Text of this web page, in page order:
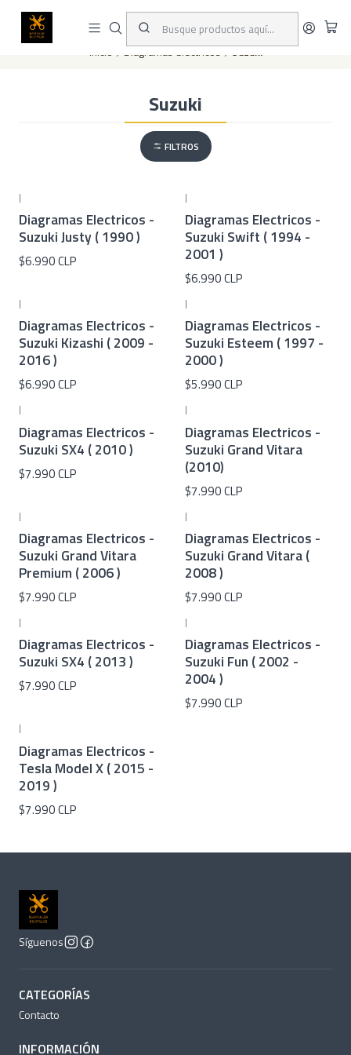
Este es el texto del slide
Inicio Diagramas eléctricos Suzuki
Suzuki
FILTROS
|
Diagramas Electricos -
Suzuki Justy ( 1990 )
$6.990 CLP
|
Diagramas Electricos -
Suzuki Swift ( 1994 -
2001 )
$6.990 CLP
|
Diagramas Electricos -
Suzuki Kizashi ( 2009 -
2016 )
$6.990 CLP
|
Diagramas Electricos -
Suzuki Esteem ( 1997 -
2000 )
$5.990 CLP
|
Diagramas Electricos -
Suzuki SX4 ( 2010 )
$7.990 CLP
|
Diagramas Electricos -
Suzuki Grand Vitara
(2010)
$7.990 CLP
|
Diagramas Electricos -
Suzuki Grand Vitara
Premium ( 2006 )
$7.990 CLP
|
Diagramas Electricos -
Suzuki Grand Vitara (
2008 )
$7.990 CLP
|
Diagramas Electricos -
Suzuki SX4 ( 2013 )
$7.990 CLP
|
Diagramas Electricos -
Suzuki Fun ( 2002 -
2004 )
$7.990 CLP
|
Diagramas Electricos -
Tesla Model X ( 2015 -
2019 )
$7.990 CLP
Síguenos
CATEGORÍAS
Contacto
INFORMACIÓN